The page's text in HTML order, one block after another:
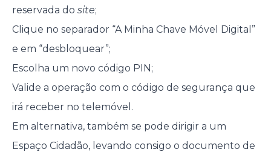
reservada do site;
Clique no separador “A Minha Chave Móvel Digital”
e em “desbloquear”;
Escolha um novo código PIN;
Valide a operação com o código de segurança que
irá receber no telemóvel.
Em alternativa, também se pode dirigir a um
Espaço Cidadão, levando consigo o documento de